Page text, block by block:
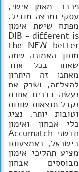
פרבר, מאמן אישי,
עסקי ומרצה מוביל.
מפתח שיטת אימון
DIB - different is
the NEW better
מתוך האמונה שמה
שאחר בכל אחד
מאתנו זה היתרון
להצלחה, ושרק אם
נעשה דברים אחרת
נקבל תוצאות שונות
וטובות יותר. נציג
כלי אבחון ואימון
חדשני Accumatch
בישראל, באמצעותו
מציע תהליכי אימון
מבוססים אבחון